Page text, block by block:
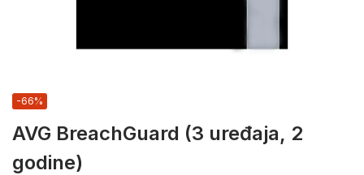
AVG BreachGuard (3 uređaja, 2
godine)
-66%